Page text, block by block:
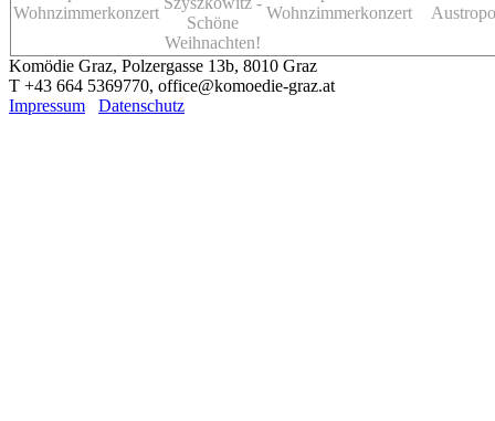
Wohnzimmerkonzert
Schöne
Weihnachten!
Wohnzimmerkonzert
Komödie Graz, Polzergasse 13b, 8010 Graz
T +43 664 5369770, office@komoedie-graz.at
Impressum
Datenschutz